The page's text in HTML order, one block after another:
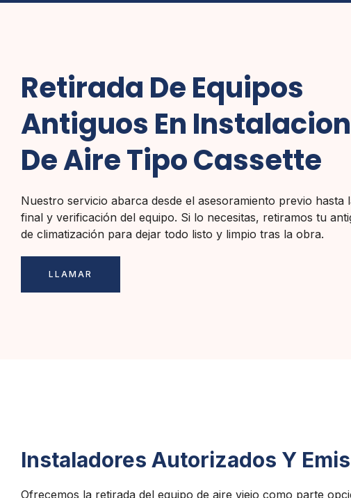
Retirada De Equipos
Antiguos En
De Aire Tipo Cassette
Nuestro servicio abarca desde el asesoramiento previo hasta
final y verificación del equipo. Si lo necesitas, retiramos tu
de climatización para dejar todo listo y limpio tras la obra.
LLAMAR
Instaladores Autorizados Y
Ofrecemos la retirada del equipo de aire viejo como parte